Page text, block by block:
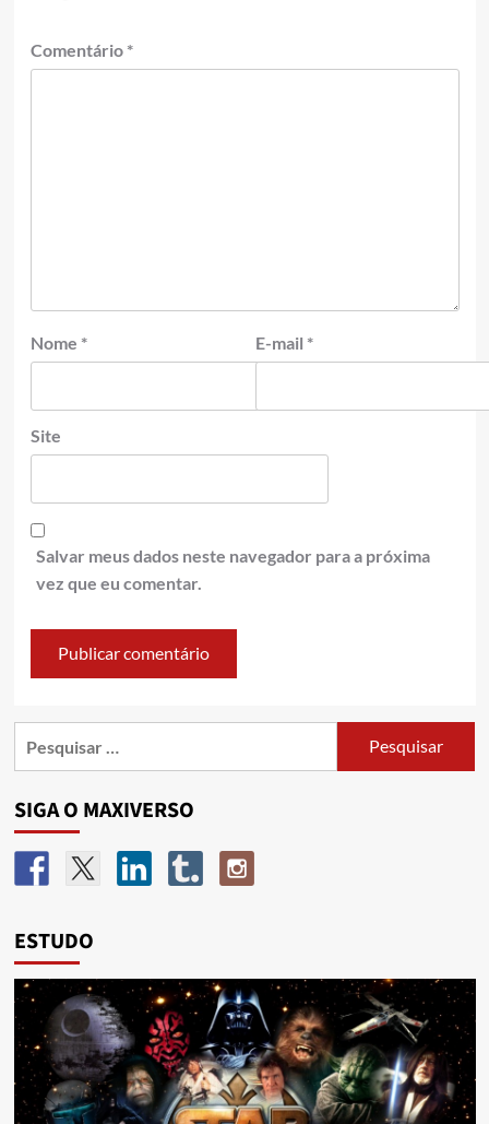
Comentário *
Nome * E-mail *
Site
Salvar meus dados neste navegador para a próxima
vez que eu comentar.
SIGA O MAXIVERSO
ESTUDO